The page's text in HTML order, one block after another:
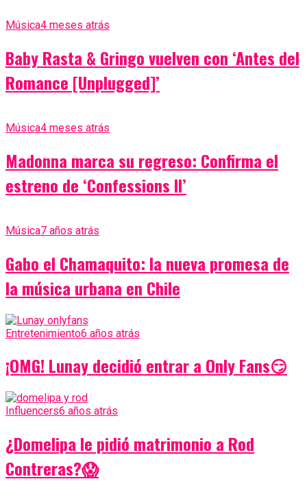
Música4 meses atrás
Baby Rasta & Gringo vuelven con ‘Antes del
Romance [Unplugged]’
Música4 meses atrás
Madonna marca su regreso: Confirma el
estreno de ‘Confessions II’
Música7 años atrás
Gabo el Chamaquito: la nueva promesa de
la música urbana en Chile
Entretenimiento6 años atrás
¡OMG! Lunay decidió entrar a Only Fans😏
Influencers6 años atrás
¿Domelipa le pidió matrimonio a Rod
Contreras?😱